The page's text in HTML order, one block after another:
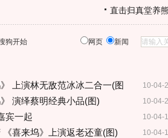
直击归真堂养
狗开始 网页 新闻
10-04-
上演林无敌范冰冰二合一(图
10-04-
演绎蔡明经典小品(图)
10-04-
宾一起
10-04-
喜来坞》上演返老还童(图)